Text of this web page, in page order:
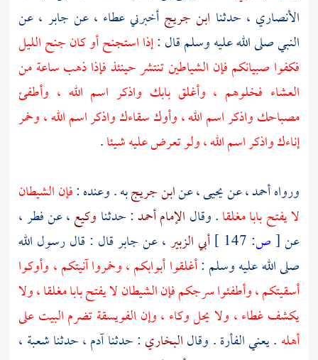
الأنصاري ، حدثنا ابن جريج أخبرنيعطاء ، عن جابر ، عن
النبي صلى الله عليه وسلم قال :إذا استجنح أو كان جنح الليل
فكفوا صبيانكم فإن الشياطين تنتشر حينئذ فإذا ذهب ساعة من
العشاء فخلوهم ، وأغلق بابك واذكر اسم الله ، وأطفئ
مصباحك واذكر اسم الله ، وأوك سقاءك واذكر اسم الله ، وخمر
إناءك واذكر اسم الله ، ولو تعرض عليه شيئا.
ورواهأحمد، عنيحيى، عنابن جريجبه . وعنده :فإن الشيطان
لا يفتح بابا مغلقا. وقال الإمام أحمد: حدثنا وكيع، عنفطر،
عن[ص: أبي الزبير، عنجابرقال : قال رسول الله
صلى الله عليه وسلم :أغلقوا أبوابكم ، وخمروا آنيتكم ، وأوكوا
أسقيتكم ، وأطفئوا سرجكم فإن الشيطان لا يفتح بابا مغلقا ، ولا
يكشف غطاء ، ولا يحل وكاء ، وإن الفويسقة تضرم البيت على
أهله . يعني الفأرة . وقالالبخاري : حدثناآدم، حدثناشعبة ،